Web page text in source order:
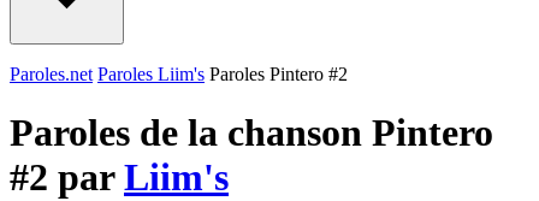
Paroles.net Paroles Liim's Paroles Pintero #2
Paroles de la chanson Pintero
#2 parLiim's